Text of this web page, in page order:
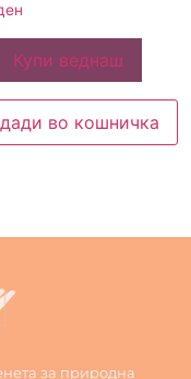
Купи веднаш
во кошничка
за природна